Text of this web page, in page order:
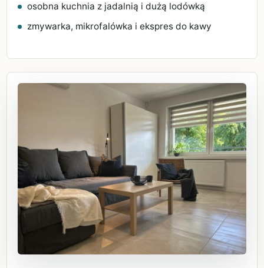
osobna kuchnia z jadalnią i dużą lodówką
zmywarka, mikrofalówka i ekspres do kawy